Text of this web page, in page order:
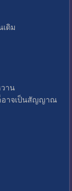
ดิม
าน
อาจเป็นสัญญาณ